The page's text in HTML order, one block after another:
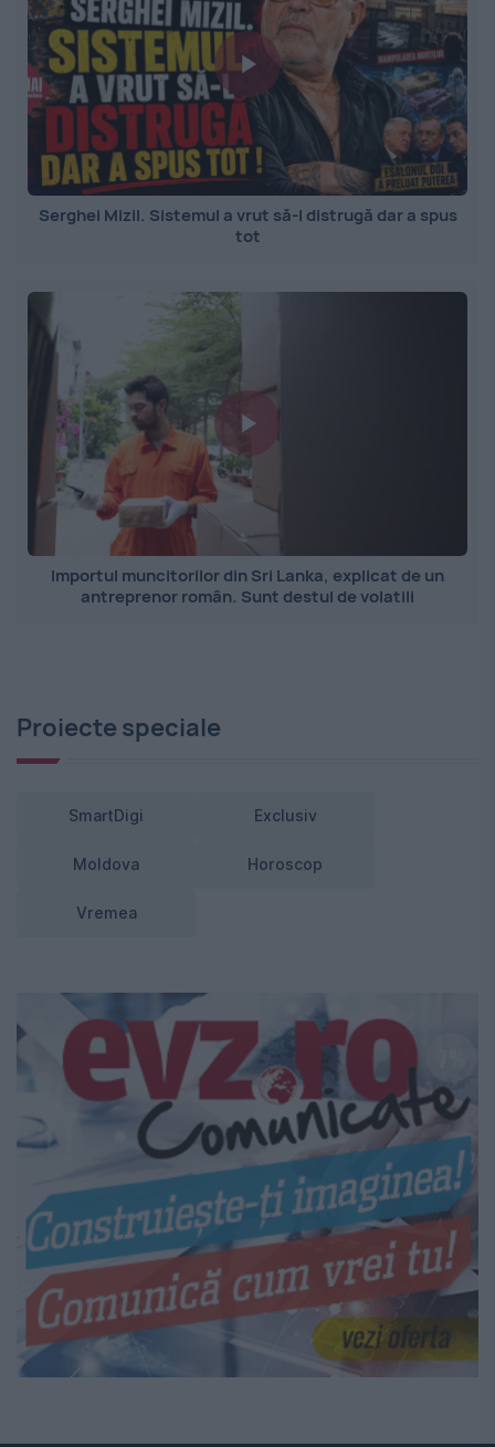
Serghei Mizil. Sistemul a vrut să-l distrugă dar a spus
tot
Importul muncitorilor din Sri Lanka, explicat de un
antreprenor român. Sunt destul de volatili
Proiecte speciale
SmartDigi Exclusiv
Moldova Horoscop
Vremea